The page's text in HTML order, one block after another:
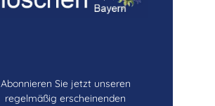
Abonnieren Sie jetzt unseren
regelmäßig erscheinenden